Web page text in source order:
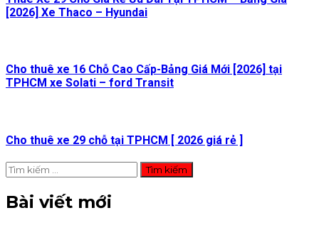
[2026] Xe Thaco – Hyundai
Cho thuê xe 16 Chỗ Cao Cấp-Bảng Giá Mới [2026] tại
TPHCM xe Solati – ford Transit
Cho thuê xe 29 chỗ tại TPHCM [ 2026 giá rẻ ]
Tìm
kiếm
cho:
Bài viết mới